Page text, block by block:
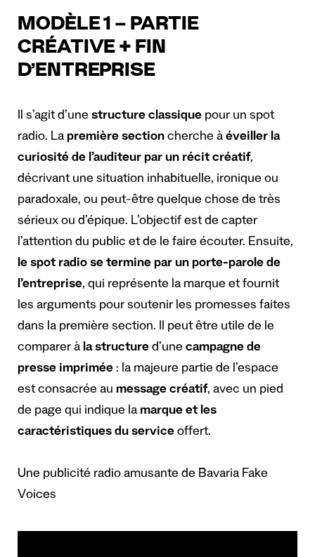
MODÈLE 1 – PARTIE
CRÉATIVE + FIN
D’ENTREPRISE
Il s’agit d’une structure classique pour un spot
radio. La première section cherche à éveiller la
curiosité de l’auditeur par un récit créatif,
décrivant une situation inhabituelle, ironique ou
paradoxale, ou peut-être quelque chose de très
sérieux ou d’épique. L’objectif est de capter
l’attention du public et de le faire écouter. Ensuite,
le spot radio se termine par un porte-parole de
l’entreprise, qui représente la marque et fournit
les arguments pour soutenir les promesses faites
dans la première section. Il peut être utile de le
comparer à la structure d’une campagne de
presse imprimée : la majeure partie de l’espace
est consacrée au message créatif, avec un pied
de page qui indique la marque et les
caractéristiques du service offert.
Une publicité radio amusante de Bavaria Fake
Voices